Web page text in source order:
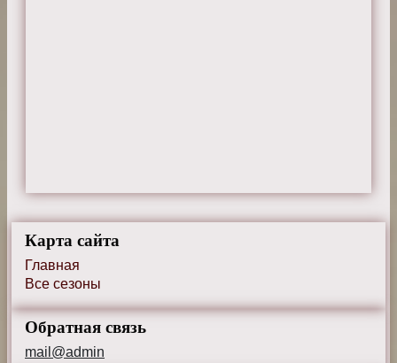
Карта сайта
Главная
Все сезоны
Обратная связь
mail@admin